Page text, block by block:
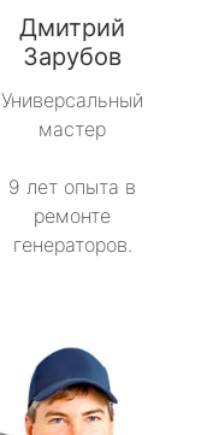
Дмитрий
Зарубов
Универсальный
мастер
9 лет опыта в
ремонте
генераторов.